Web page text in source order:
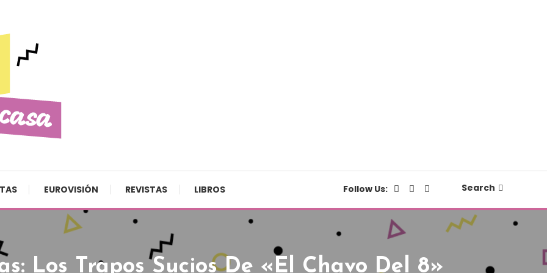
EUROVISIÓN REVISTAS LIBROS Follow Us: Search
Los Trapos Sucios De «El Chavo Del 8»